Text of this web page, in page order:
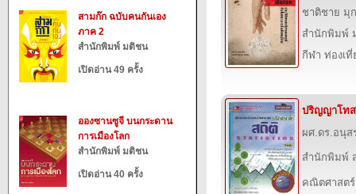
สามก๊ก ฉบับคนกันเอง
ภาค 2
สำนักพิมพ์ มติชน
เปิดอ่าน 49 ครั้ง
อองซานซูจี บนกระดาน
การเมืองโลก
สำนักพิมพ์ มติชน
เปิดอ่าน 40 ครั้ง
ชาติชาย มุ
สำนักพิมพ์
กีฬา ท่องเ
ปริญญาโท
ผศ.ดร.อนุ
สำนักพิมพ์
คณิตศาสตร์